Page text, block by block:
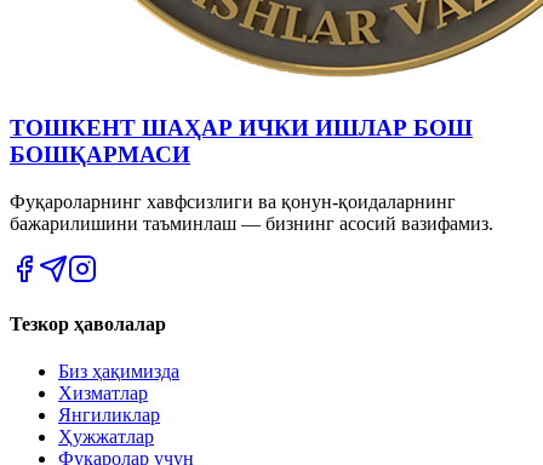
ТОШКЕНТ ШАҲАР ИЧКИ ИШЛАР БОШ
БОШҚАРМАСИ
Фуқароларнинг хавфсизлиги ва қонун-қоидаларнинг
бажарилишини таъминлаш — бизнинг асосий вазифамиз.
Тезкор ҳаволалар
Биз ҳақимизда
Хизматлар
Янгиликлар
Ҳужжатлар
Фуқаролар учун